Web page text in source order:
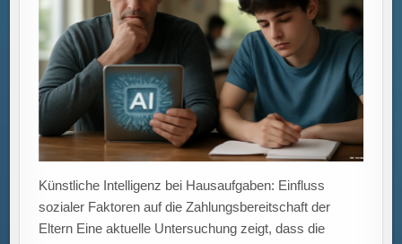
Künstliche Intelligenz bei Hausaufgaben: Einfluss
sozialer Faktoren auf die Zahlungsbereitschaft der
Eltern Eine aktuelle Untersuchung zeigt, dass die
Nutzung künstlicher Intelligenz (KI) für schulische
Aufgaben
[...]
Neustart der Produktion – Chancen digitaler Umbrüche
für Industrieexpert:innen
Bis 2025 werden etwa 80 % der Unternehmen in der
Industrie innovative Technologien implementieren, um
ihre Produktionsprozesse grundlegend zu verändern.